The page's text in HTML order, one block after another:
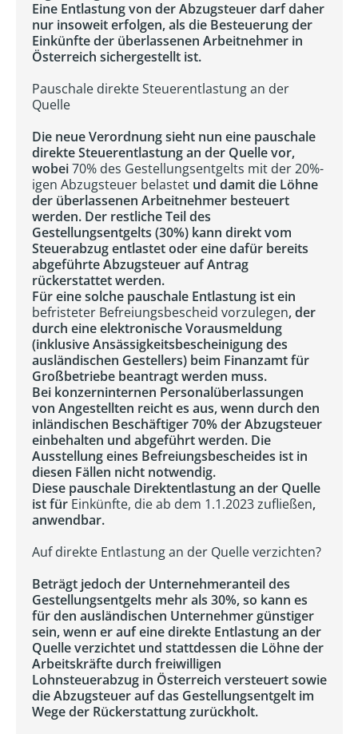
Eine Entlastung von der Abzugsteuer darf daher
nur insoweit erfolgen, als die Besteuerung der
Einkünfte der überlassenen Arbeitnehmer in
Österreich sichergestellt ist.
Pauschale direkte Steuerentlastung an der
Quelle
Die neue Verordnung sieht nun eine pauschale
direkte Steuerentlastung an der Quelle vor,
wobei70% des Gestellungsentgelts mit der 20%-
igen Abzugsteuer belastet und damit die Löhne
der überlassenen Arbeitnehmer besteuert
werden. Der restliche Teil des
Gestellungsentgelts (30%) kann direkt vom
Steuerabzug entlastet oder eine dafür bereits
abgeführte Abzugsteuer auf Antrag
rückerstattet werden.
Für eine solche pauschale Entlastung ist ein
befristeter Befreiungsbescheid vorzulegen, der
durch eine elektronische Vorausmeldung
(inklusive Ansässigkeitsbescheinigung des
ausländischen Gestellers) beim Finanzamt für
Großbetriebe beantragt werden muss.
Bei konzerninternen Personalüberlassungen
von Angestellten reicht es aus, wenn durch den
inländischen Beschäftiger 70% der Abzugsteuer
einbehalten und abgeführt werden. Die
Ausstellung eines Befreiungsbescheides ist in
diesen Fällen nicht notwendig.
Diese pauschale Direktentlastung an der Quelle
ist für Einkünfte, die ab dem 1.1.2023 zufließen,
anwendbar.
Auf direkte Entlastung an der Quelle verzichten?
Beträgt jedoch der Unternehmeranteil des
Gestellungsentgelts mehr als 30%, so kann es
für den ausländischen Unternehmer günstiger
sein, wenn er auf eine direkte Entlastung an der
Quelle verzichtet und stattdessen die Löhne der
Arbeitskräfte durch freiwilligen
Lohnsteuerabzug in Österreich versteuert sowie
die Abzugsteuer auf das Gestellungsentgelt im
Wege der Rückerstattung zurückholt.